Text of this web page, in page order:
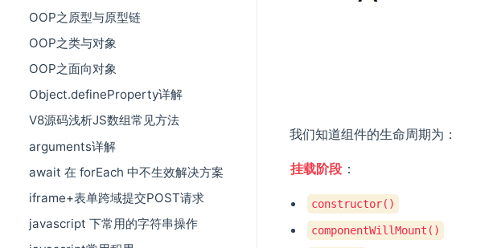
OOP之原型与原型链
OOP之类与对象
OOP之面向对象
Object.defineProperty详解
V8源码浅析JS数组常见方法
arguments详解
await 在 forEach 中不生效解决方案
iframe+表单跨域提交POST请求
javascript 下常用的字符串操作
我们知道组件的生命周期为：
挂载阶段 ：
constructor()
componentWillMount()